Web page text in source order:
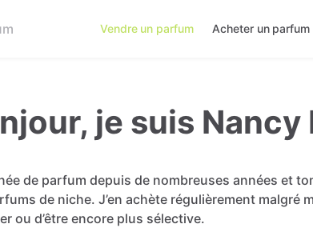
Vendre un parfum Acheter un parfum
je suis Nancy
de parfum depuis de nombreuses années et
de niche. J’en achète régulièrement malgré
ou d’être encore plus sélective.